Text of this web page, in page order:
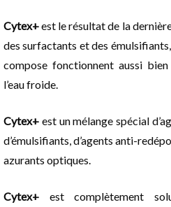
Cytex+est le résultat de la
des surfactants et des
compose fonctionnent aussi bien
l’eau froide.
Cytex+ est un mélange spécial
d’émulsifiants, d’agents anti-
azurants optiques.
Cytex+ est complètement